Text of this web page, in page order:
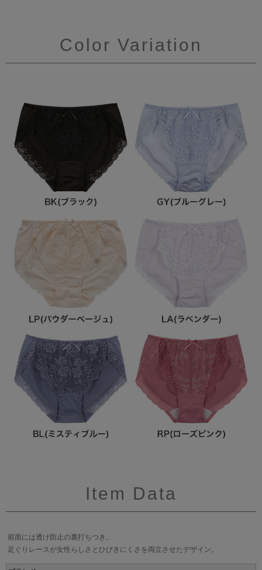
Color Variation
Item Data
前面には透け防止の裏打ちつき。
足ぐりレースが女性らしさとひびきにくさを両立させたデザイン。